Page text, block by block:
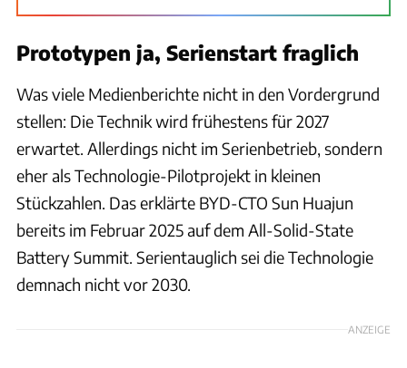
Prototypen ja, Serienstart fraglich
Was viele Medienberichte nicht in den Vordergrund
stellen: Die Technik wird frühestens für 2027
erwartet. Allerdings nicht im Serienbetrieb, sondern
eher als Technologie-Pilotprojekt in kleinen
Stückzahlen. Das erklärte BYD-CTO Sun Huajun
bereits im Februar 2025 auf dem All-Solid-State
Battery Summit. Serientauglich sei die Technologie
demnach nicht vor 2030.
ANZEIGE